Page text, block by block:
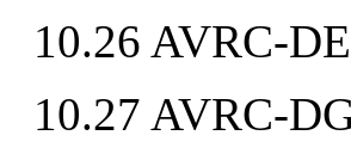
10.26 AVRC-
10.27 AVRC-